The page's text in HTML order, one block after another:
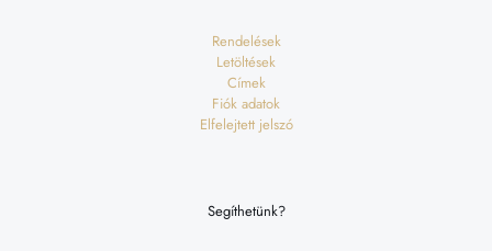
Rendelések
Letöltések
Címek
Fiók adatok
Elfelejtett jelszó
Segíthetünk?